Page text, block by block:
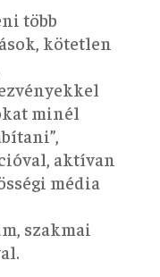
több
kötetlen
minél
aktívan
média
szakmai